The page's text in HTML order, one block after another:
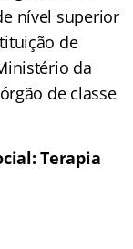
nível superior
de
da
de classe
Terapia